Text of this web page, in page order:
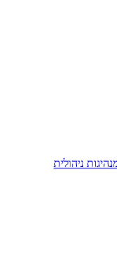
ניהולית